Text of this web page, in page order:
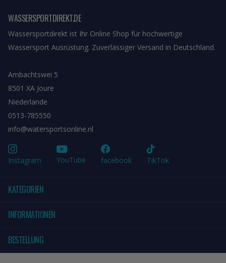
WASSERSPORTDIREKT.DE
Wassersportdirekt ist Ihr Online Shop für hochwertige
Wassersport Ausrüstung. Zuverlässiger Versand in Deutschland.
Ambachtswei 5
8501 XA Joure
Niederlande
0513-785550
info@watersportsonline.nl
Instagram YouTube facebook TikTok
KATEGORIEN
INFORMATIONEN
BESTELLUNG